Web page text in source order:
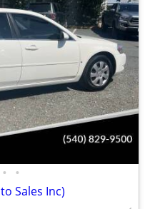
• •
Sales Inc)